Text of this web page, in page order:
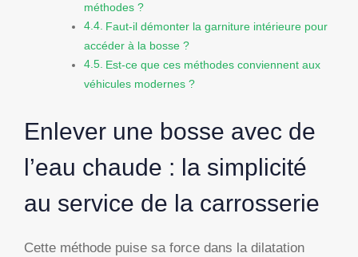
méthodes ?
Faut-il démonter la garniture intérieure pour
accéder à la bosse ?
Est-ce que ces méthodes conviennent aux
véhicules modernes ?
Enlever une bosse avec de
l’eau chaude : la simplicité
au service de la carrosserie
Cette méthode puise sa force dans la dilatation